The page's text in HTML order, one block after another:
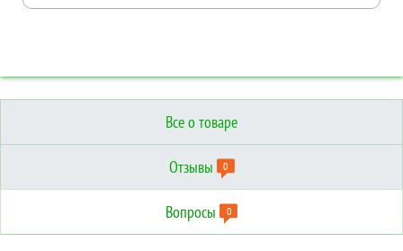
Все о товаре
Отзывы 0
Вопросы 0